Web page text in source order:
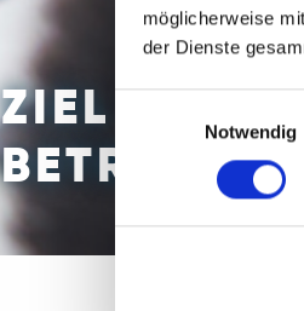
möglicherweise
der Dienste
Notwendig
ZIEL